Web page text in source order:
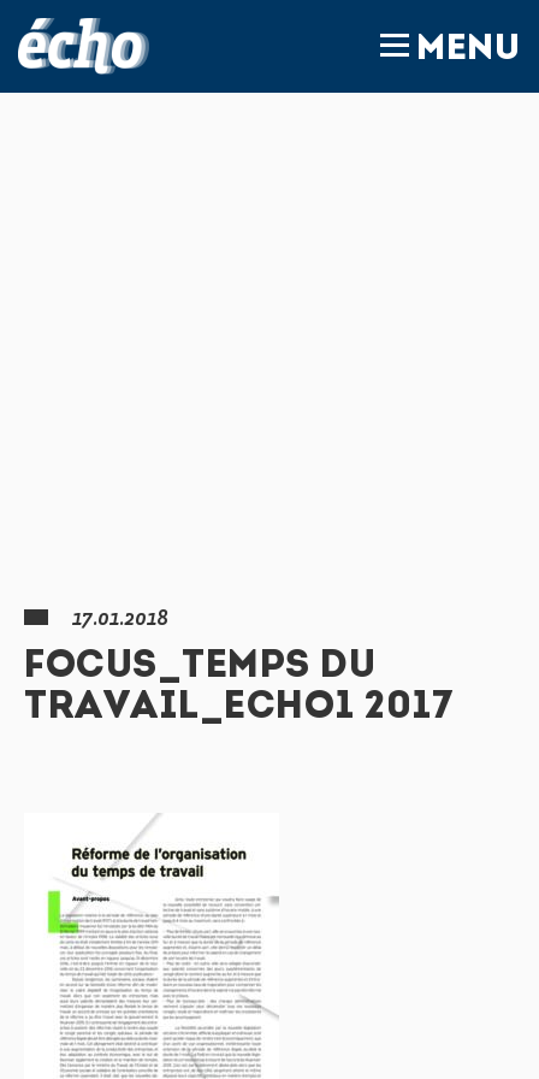
MENU
17.01.2018
FOCUS_TEMPS DU
TRAVAIL_ECHO1 2017